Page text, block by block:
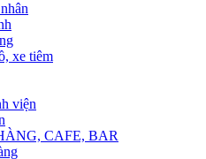
xe tiêm
viện
CAFE, BAR